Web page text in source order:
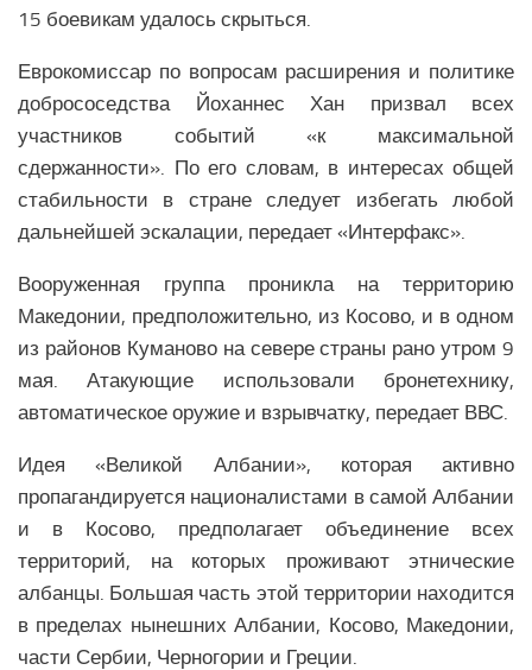
15 боевикам удалось скрыться.
Еврокомиссар по вопросам расширения и политике
добрососедства Йоханнес Хан призвал всех
участников событий «к максимальной
сдержанности». По его словам, в интересах общей
стабильности в стране следует избегать любой
дальнейшей эскалации, передает «Интерфакс».
Вооруженная группа проникла на территорию
Македонии, предположительно, из Косово, и в одном
из районов Куманово на севере страны рано утром 9
мая. Атакующие использовали бронетехнику,
автоматическое оружие и взрывчатку, передает ВВС.
Идея «Великой Албании», которая активно
пропагандируется националистами в самой Албании
и в Косово, предполагает объединение всех
территорий, на которых проживают этнические
албанцы. Большая часть этой территории находится
в пределах нынешних Албании, Косово, Македонии,
части Сербии, Черногории и Греции.